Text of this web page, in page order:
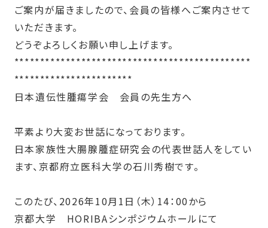
ご案内が届きましたので、会員の皆様へご案内させて
いただきます。
どうぞよろしくお願い申し上げます。
**********************************************
***********************
日本遺伝性腫瘍学会 会員の先生方へ
平素より大変お世話になっております。
日本家族性大腸腺腫症研究会の代表世話人をしてい
ます、京都府立医科大学の石川秀樹です。
このたび、 2026年10月 1 日（木） 14：00から
京都大学 HORIBAシンポジウムホールにて